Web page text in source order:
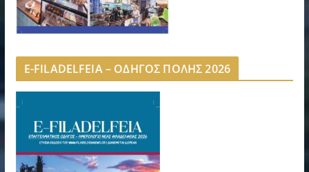
E-FILADELFEIA – ΟΔΗΓΟΣ ΠΟΛΗΣ 2026